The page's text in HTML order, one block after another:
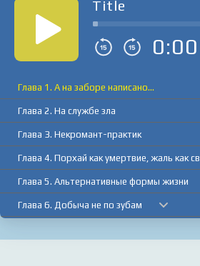
Title
0:00
Глава 1. А на заборе написано...
Глава 2. На службе зла
Глава 3. Некромант-практик
Глава 4. Порхай как умертвие, жаль как
Глава 5. Альтернативные формы жизни
Глава 6. Добыча не по зубам